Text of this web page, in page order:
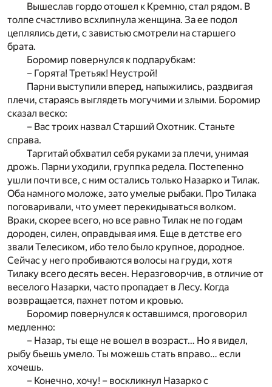
Вышеслав гордо отошел к Кремню, стал рядом. В
толпе счастливо всхлипнула женщина. За ее подол
цеплялись дети, с завистью смотрели на старшего
брата.
Боромир повернулся к подпарубкам:
– Горята! Третьяк! Неустрой!
Парни выступили вперед, напыжились, раздвигая
плечи, стараясь выглядеть могучими и злыми. Боромир
сказал веско:
– Вас троих назвал Старший Охотник. Станьте
справа.
Таргитай обхватил себя руками за плечи, унимая
дрожь. Парни уходили, группка редела. Постепенно
ушли почти все, с ним остались только Назарко и Тилак.
Оба намного моложе, зато умелые рыбаки. Про Тилака
поговаривали, что умеет перекидываться волком.
Враки, скорее всего, но все равно Тилак не по годам
дороден, силен, оправдывая имя. Еще в детстве его
звали Телесиком, ибо тело было крупное, дородное.
Сейчас у него пробиваются волосы на груди, хотя
Тилаку всего десять весен. Неразговорчив, в отличие от
веселого Назарки, часто пропадает в Лесу. Когда
возвращается, пахнет потом и кровью.
Боромир повернулся к оставшимся, проговорил
медленно:
– Назар, ты еще не вошел в возраст… Но я видел,
рыбу бьешь умело. Ты можешь стать вправо… если
хочешь.
– Конечно, хочу! – воскликнул Назарко с